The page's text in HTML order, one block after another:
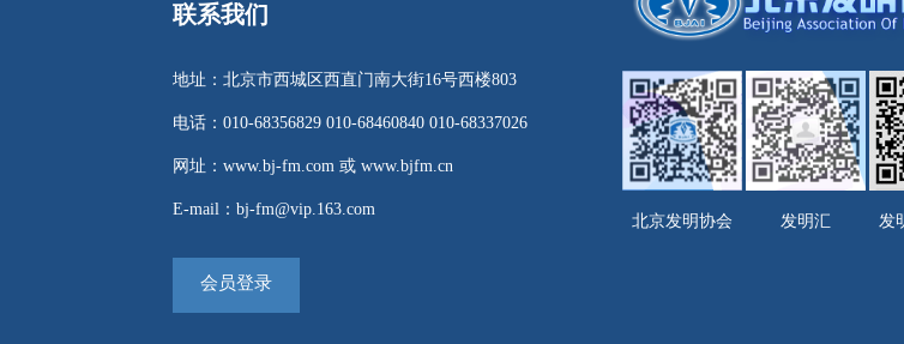
联系我们
地址：北京市西城区西直门南大街16号西楼803
电话：010-68356829 010-68460840 010-68337026
网址：www.bj-fm.com 或 www.bjfm.cn
E-mail：bj-fm@vip.163.com
会员登录
北京发明协会 发明汇 发